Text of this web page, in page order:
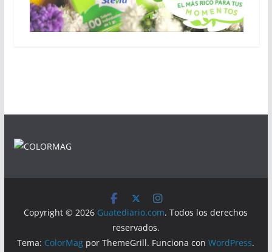
Copyright © 2026 Guatediario.com. Todos los derechos
reservados.
Tema: ColorMag por ThemeGrill. Funciona conWordPress.